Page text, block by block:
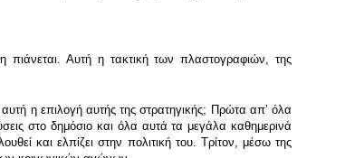
Αυτή η τακτική των πλαστογραφιών, της
αυτή η επιλογή αυτής της στρατηγικής; Πρώτα απʼ όλα
στο δημόσιο και όλα αυτά τα μεγάλα καθημερινά
και ελπίζει στην πολιτική του. Τρίτον, μέσω της